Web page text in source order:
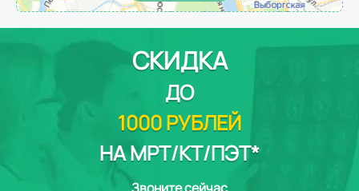
СКИДКА
ДО
1000 РУБЛЕЙ
НА МРТ/КТ/ПЭТ*